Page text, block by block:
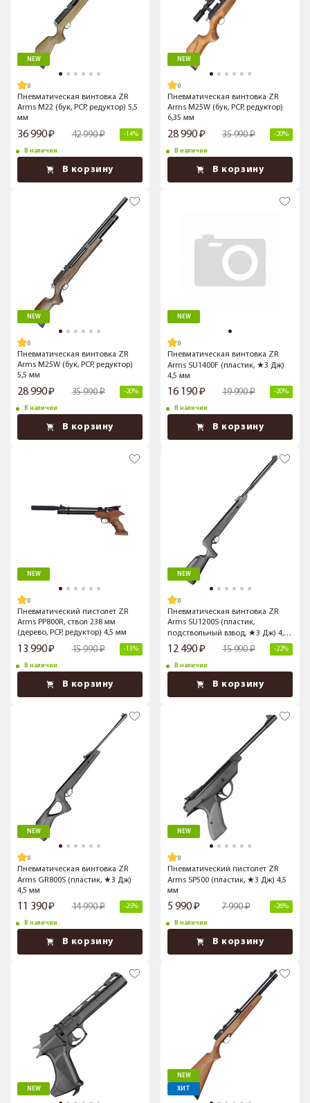
NEW
Пневматическая винтовка ZR
Arms M22 (бук, PCP, редуктор) 5,5
мм
36 990 42 990 -14%
В наличии
В корзину
NEW
Пневматическая винтовка ZR
Arms M25W (бук, PCP, редуктор)
6,35 мм
28 990 35 990 -20%
В наличии
В корзину
NEW
Пневматическая винтовка ZR
Arms M25W (бук, PCP, редуктор)
5,5 мм
28 990 35 990 -20%
В наличии
В корзину
NEW
Пневматическая винтовка ZR
Arms SU1400F (пластик, ★3 Дж)
4,5 мм
16 190 19 990 -20%
В наличии
В корзину
NEW
Пневматический пистолет ZR
Arms PP800R, ствол 238 мм
(дерево, PCP, редуктор) 4,5 мм
13 990 15 990 -13%
В наличии
В корзину
NEW
Пневматическая винтовка ZR
Arms SU1200S (пластик,
подствольный взвод, ★3 Дж) 4,5
мм
12 490 15 990 -22%
В наличии
В корзину
NEW
Пневматическая винтовка ZR
Arms GR800S (пластик, ★3 Дж)
4,5 мм
11 390 14 990 -25%
В наличии
В корзину
NEW
Пневматический пистолет ZR
Arms SP500 (пластик, ★3 Дж) 4,5
мм
5 990 7 990 -26%
В наличии
В корзину
NEW
NEW
ХИТ